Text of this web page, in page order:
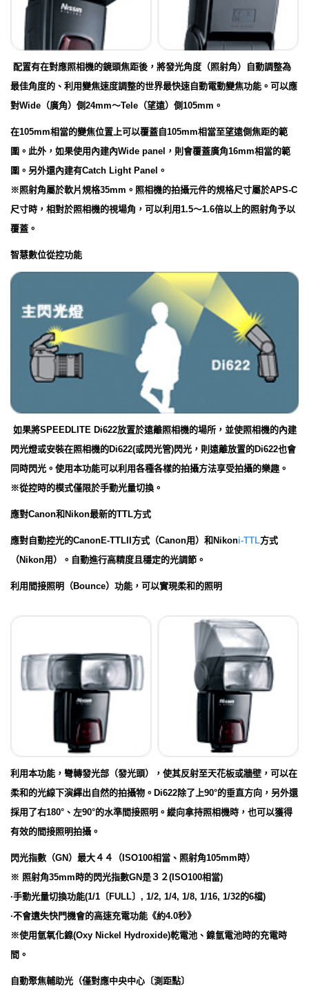
配置有在對應照相機的鏡頭焦距後，將發光角度（照射角）自動調整為
最佳角度的、利用變焦速度調整的世界最快速自動電動變焦功能。可以應
對Wide（廣角）側24mm～Tele（望遠）側105mm。
在105mm相當的變焦位置上可以覆蓋自105mm相當至望遠側焦距的範
圍。此外，如果使用內建內Wide panel，則會覆蓋廣角16mm相當的範
圍。另外還內建有Catch Light Panel。
※照射角屬於軟片規格35mm。照相機的拍攝元件的規格尺寸屬於APS-C
尺寸時，相對於照相機的視場角，可以利用1.5～1.6倍以上的照射角予以
覆蓋。
智慧數位從控功能
如果將SPEEDLITE Di622放置於遠離照相機的場所，並使照相機的內建
閃光燈或安裝在照相機的Di622(或閃光管)閃光，則遠離放置的Di622也會
同時閃光。使用本功能可以利用各種各樣的拍攝方法享受拍攝的樂趣。
※從控時的模式僅限於手動光量切換。
應對Canon和Nikon最新的TTL方式
應對自動控光的CanonE-TTLII方式（Canon用）和Nikoni-TTL方式
（Nikon用）。自動進行高精度且穩定的光調節。
利用間接照明（Bounce）功能，可以實現柔和的照明
利用本功能，彎轉發光部（發光頭），使其反射至天花板或牆壁，可以在
柔和的光線下演繹出自然的拍攝物。Di622除了上90°的垂直方向，另外還
採用了右180°、左90°的水準間接照明。縱向拿持照相機時，也可以獲得
有效的間接照明拍攝。
閃光指數（GN）最大４４（ISO100相當、照射角105mm時）
※ 照射角35mm時的閃光指數GN是３２(ISO100相當)
·手動光量切換功能(1/1〔FULL〕, 1/2, 1/4, 1/8, 1/16, 1/32的6檔)
·不會遺失快門機會的高速充電功能《約4.0秒》
※使用氫氧化鎳(Oxy Nickel Hydroxide)乾電池、鎳氫電池時的充電時
間。
自動聚焦輔助光（僅對應中央中心〔測距點〕